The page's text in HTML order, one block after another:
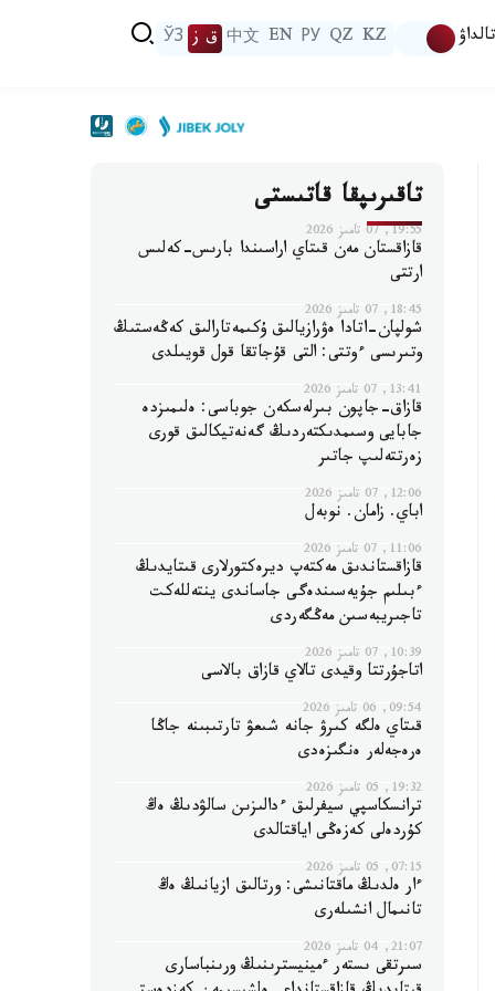
تالداۋ KZ
QZ
РУ
EN
中文 ق ز ЎЗ
تاقىرىپقا قاتىستى
19:55, 07 تامىز 2026
قازاقستان مەن قىتاي اراسىندا بارىس-كەلىس
ارتتى
18:45, 07 تامىز 2026
شولپان-اتادا ەۋرازيالىق ۇكىمەتارالىق كەڭەستىڭ
وتىرىسى ءوتتى: التى قۇجاتقا قول قويىلدى
13:41, 07 تامىز 2026
قازاق-جاپون بىرلەسكەن جوباسى: ەلىمىزدە
جابايى وسىمدىكتەردىڭ گەنەتيكالىق قورى
زەرتتەلىپ جاتىر
12:06, 07 تامىز 2026
اباي. زامان. نوبەل
11:06, 07 تامىز 2026
قازاقستاندىق مەكتەپ ديرەكتورلارى قىتايدىڭ
ءبىلىم جۇيەسىندەگى جاساندى ينتەللەكت
تاجىريبەسىن مەڭگەردى
10:39, 07 تامىز 2026
اتاجۇرتتا وقيدى تالاي قازاق بالاسى
09:54, 06 تامىز 2026
قىتاي ەلگە كىرۋ جانە شىعۋ تارتىبىنە جاڭا
ەرەجەلەر ەنگىزەدى
19:32, 05 تامىز 2026
ترانسكاسپي سيفرلىق ءدالىزىن سالۋدىڭ ەڭ
كۇردەلى كەزەڭى اياقتالدى
07:15, 05 تامىز 2026
ءار ەلدىڭ ماقتانىشى: ورتالىق ازيانىڭ ەڭ
تانىمال انشىلەرى
21:07, 04 تامىز 2026
سىرتقى ىستەر ءمينيسترىنىڭ ورىنباسارى